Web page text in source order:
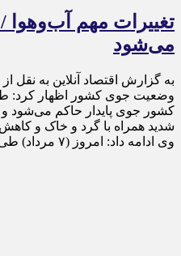
تغییرات مهم آب‌وهوا
می‌شود
به گزارش اقتصاد آنلاین به نقل
وضعیت جوی کشور اظهار کرد: طی
کشور جوی پایدار حاکم می‌شود
شدید همراه با گرد و خاک و
وی ادامه داد: امروز (۷ مرداد) طی […]